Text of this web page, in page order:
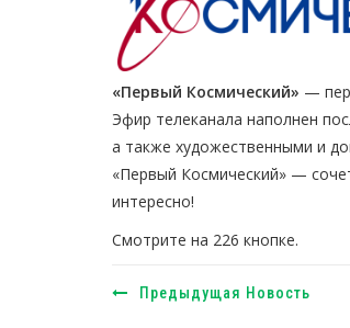
«Первый Космический» —
Эфир телеканала наполнен
а также художественными и
«Первый Космический» —
интересно!
Смотрите на 226 кнопке.
Предыдущая Новость